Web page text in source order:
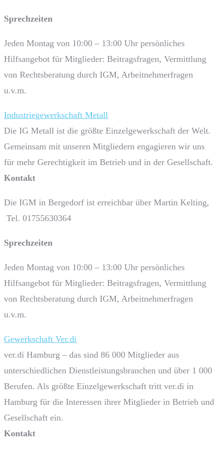
Sprech­zeiten
Jeden Montag von 10:00 – 13:00 Uhr persönliches
Hilfsangebot für Mitglieder: Beitragsfragen, Vermittlung
von Rechtsberatung durch IGM, Arbeitnehmerfragen
u.v.m.
Industriegewerkschaft Metall
Die IG Metall ist die größte Einzelgewerkschaft der Welt.
Gemeinsam mit unseren Mitgliedern engagieren wir uns
für mehr Gerechtigkeit im Betrieb und in der Gesellschaft.
Kontakt
Die IGM in Bergedorf ist erreichbar über Martin Kelting,
Tel. 01755630364
Sprech­zeiten
Jeden Montag von 10:00 – 13:00 Uhr persönliches
Hilfsangebot für Mitglieder: Beitragsfragen, Vermittlung
von Rechtsberatung durch IGM, Arbeitnehmerfragen
u.v.m.
Gewerkschaft Ver.di
ver.di Hamburg – das sind 86 000 Mitglieder aus
unterschiedlichen Dienstleistungsbranchen und über 1 000
Berufen. Als größte Einzelgewerkschaft tritt ver.di in
Hamburg für die Interessen ihrer Mitglieder in Betrieb und
Gesellschaft ein.
Kontakt